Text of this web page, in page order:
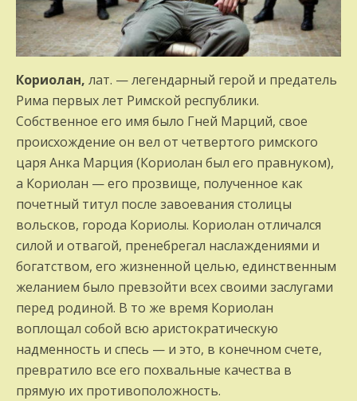
Кориолан, лат. — легендарный герой и предатель
Рима первых лет Римской республики.
Собственное его имя было Гней Марций, свое
происхождение он вел от четвертого римского
царя Анка Марция (Кориолан был его правнуком),
а Кориолан — его прозвище, полученное как
почетный титул после завоевания столицы
вольсков, города Кориолы. Кориолан отличался
силой и отвагой, пренебрегал наслаждениями и
богатством, его жизненной целью, единственным
желанием было превзойти всех своими заслугами
перед родиной. В то же время Кориолан
воплощал собой всю аристократическую
надменность и спесь — и это, в конечном счете,
превратило все его похвальные качества в
прямую их противоположность.